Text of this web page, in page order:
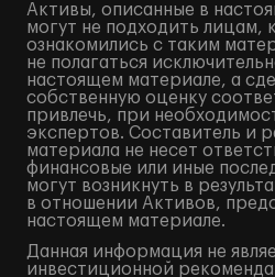
Активы, описанные в
могут не подходить лицам,
ознакомились с таким
не полагаться
настоящем материале, а
собственную оценку
привлечь, при
экспертов. Составитель и
материала не несет
финансовые или иные
могут возникнуть в
в отношении Активов,
настоящем материале.
Данная информация не
инвестиционной